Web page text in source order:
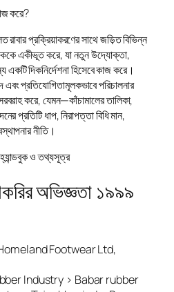
করে?
রাবার প্রক্রিয়াকরণের সাথে জড়িত বিভিন্ন
একীভূত করে, যা নতুন উদ্যোক্তা,
দিকনির্দেশনা হিসেবে কাজ করে।
এবং প্রতিযোগিতামূলকভাবে পরিচালনার
করে, যেমন—কাঁচামালের তালিকা,
প্রতিটি ধাপ, নিরাপত্তা বিধি মান,
নীতি।
ও তথ্যসূত্র
অভিজ্ঞতা ১৯৯৯
Footwear Ltd,
Industry > Babar rubber